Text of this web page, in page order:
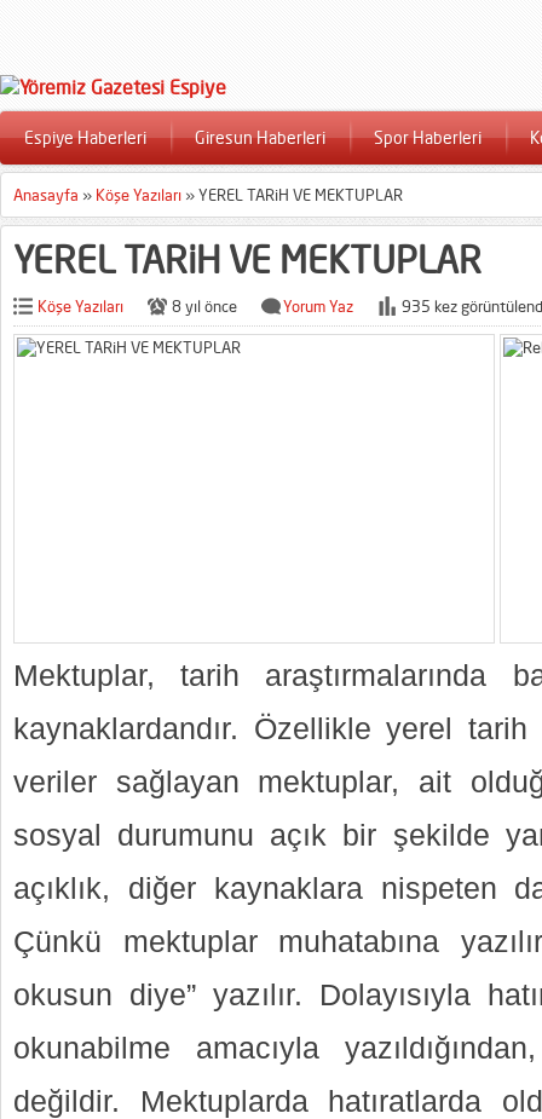
Espiye Haberleri Giresun Haberleri Spor Haberleri
Anasayfa » Köşe Yazıları »YEREL TARiH VE MEKTUPLAR
YEREL TARiH VE MEKTUPLAR
Köşe Yazıları 8 yıl önce Yorum Yaz 935 kez
Mektuplar, tarih araştırmalarında
kaynaklardandır. Özellikle yerel tarih
veriler sağlayan mektuplar, ait
sosyal durumunu açık bir şekilde
açıklık, diğer kaynaklara nispeten
Çünkü mektuplar muhatabına
okusun diye” yazılır. Dolayısıyla
okunabilme amacıyla
değildir. Mektuplarda hatıratlarda